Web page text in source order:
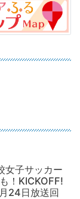
女子サッカー
！KICKOFF!
24日放送回